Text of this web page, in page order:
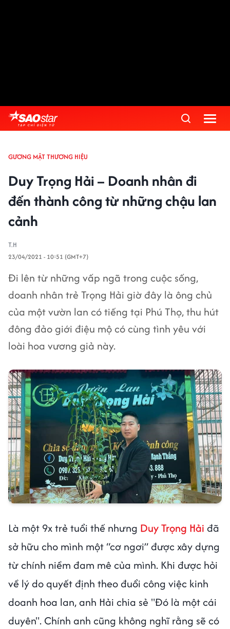
GƯƠNG MẶT THƯƠNG HIỆU
Duy Trọng Hải – Doanh nhân đi
đến thành công từ những chậu lan
cảnh
T.H
23/04/2021 - 10:51 (GMT+7)
Đi lên từ những vấp ngã trong cuộc sống,
doanh nhân trẻ Trọng Hải giờ đây là ông chủ
của một vườn lan có tiếng tại Phú Thọ, thu hút
đông đảo giới điệu mộ có cùng tình yêu với
loài hoa vương giả này.
Là một 9x trẻ tuổi thế nhưng Duy Trọng Hải đã
sở hữu cho mình một “cơ ngơi” được xây dựng
từ chính niềm đam mê của mình. Khi được hỏi
về lý do quyết định theo đuổi công việc kinh
doanh hoa lan, anh Hải chia sẻ "Đó là một cái
duyên". Chính anh cũng không nghĩ rằng sẽ có